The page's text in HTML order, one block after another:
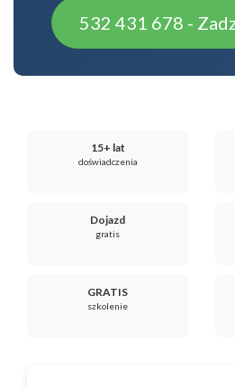
532 431 678 -
15+ lat
doświadczenia
Dojazd
gratis
GRATIS
szkolenie